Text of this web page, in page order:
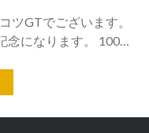
ツGTでございます。
念になります。 100…